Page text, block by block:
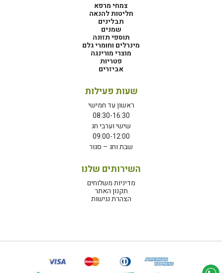
צמחי מרפא
חליטות להנאה
תבלינים
שמנים
תוספי תזונה
מינרלים וחומרי גלם
מוצרי מורינגה
פטריות
אביזרים
שעות פעילות
ראשון עד חמישי
08:30-16:30
שישי וערבי חג
09:00-12:00
שבת וחג – סגור
השירותים שלנו
מדיניות משלוחים
תקנון האתר
הצהרת נגישות